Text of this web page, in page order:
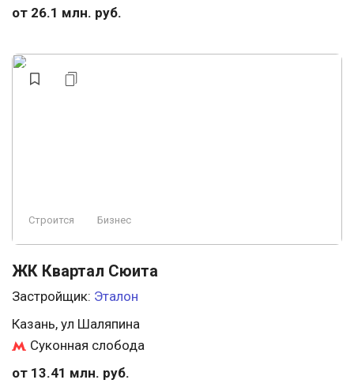
от 26.1 млн. руб.
Строится Бизнес
ЖК Квартал Сюита
Застройщик: Эталон
Казань, ул Шаляпина
Суконная слобода
от 13.41 млн. руб.